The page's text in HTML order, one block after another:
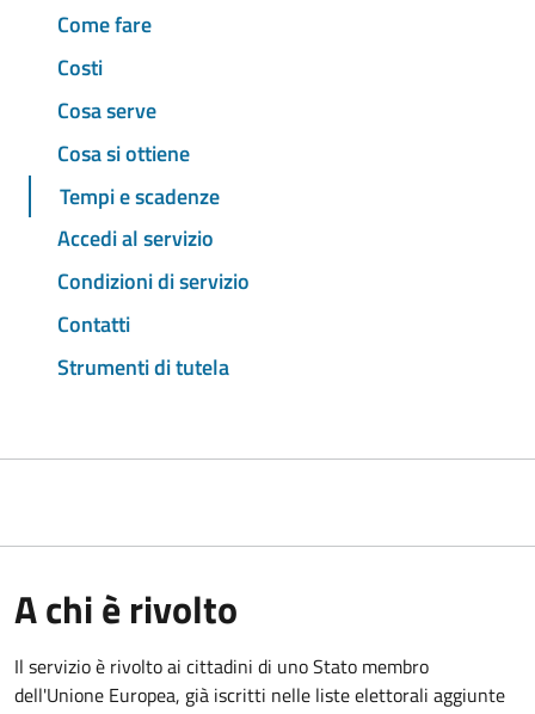
Come fare
Costi
Cosa serve
Cosa si ottiene
Tempi e scadenze
Accedi al servizio
Condizioni di servizio
Contatti
Strumenti di tutela
A chi è rivolto
Il servizio è rivolto ai cittadini di uno Stato membro
dell'Unione Europea, già iscritti nelle liste elettorali aggiunte